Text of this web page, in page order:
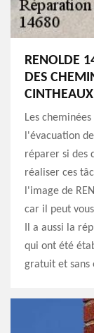
RENOLDE
DES
Les
l'évacuation
réparer si des
réaliser ces
l'image de
car il peut
Il a aussi la
qui ont été
gratuit et sans